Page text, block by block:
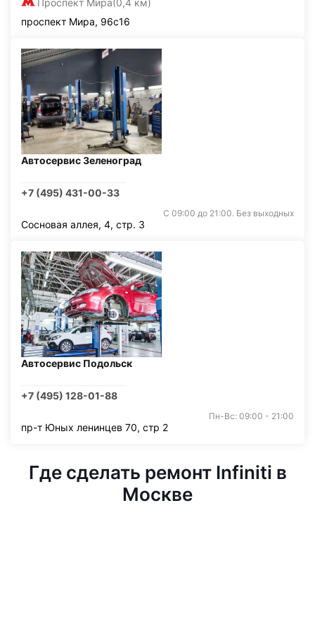
Проспект Мира(0,4 км)
проспект Мира, 96с16
Автосервис Зеленоград
+7 (495) 431-00-33
С 09:00 до 21:00. Без выходных
Сосновая аллея, 4, стр. 3
Автосервис Подольск
+7 (495) 128-01-88
Пн-Вс: 09:00 - 21:00
пр-т Юных ленинцев 70, стр 2
Где сделать ремонт Infiniti в
Москве